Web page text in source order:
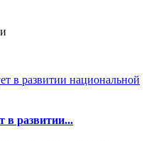
в развитии...